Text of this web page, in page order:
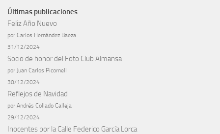
Últimas publicaciones
Feliz Año Nuevo
por Carlos Hernández Baeza
31/12/2024
Socio de honor del Foto Club Almansa
por Juan Carlos Picornell
30/12/2024
Reflejos de Navidad
por Andrés Collado Calleja
29/12/2024
Inocentes por la Calle Federico García Lorca